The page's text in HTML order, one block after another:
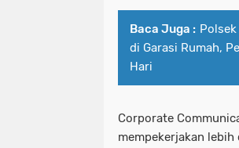
Baca Juga :
di Garasi Rumah,
Hari
Corporate
mempekerjakan